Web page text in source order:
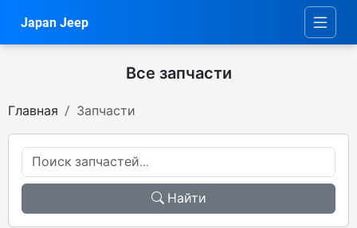
Japan Jeep
Все запчасти
Главная Запчасти
Найти